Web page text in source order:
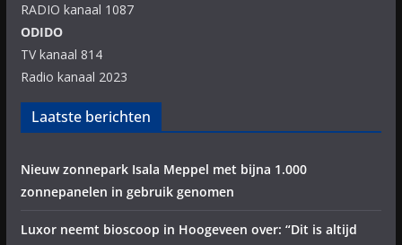
RADIO kanaal 1087
ODIDO
TV kanaal 814
Radio kanaal 2023
Laatste berichten
Nieuw zonnepark Isala Meppel met bijna 1.000
zonnepanelen in gebruik genomen
Luxor neemt bioscoop in Hoogeveen over: “Dit is altijd